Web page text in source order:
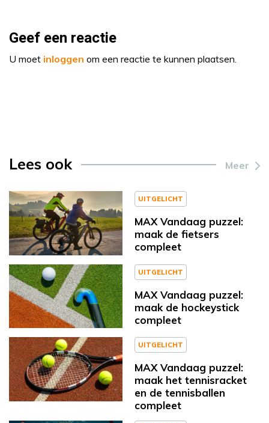
Geef een reactie
U moet inloggen om een reactie te kunnen plaatsen.
Lees ook Meer
UITGELICHT
MAX Vandaag puzzel:
maak de fietsers
compleet
UITGELICHT
MAX Vandaag puzzel:
maak de hockeystick
compleet
UITGELICHT
MAX Vandaag puzzel:
maak het tennisracket
en de tennisballen
compleet